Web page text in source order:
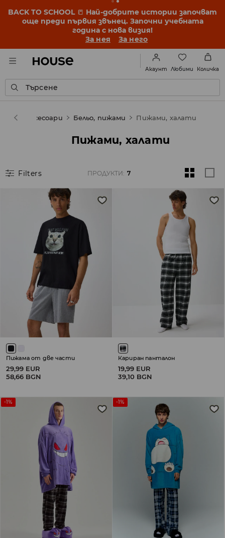
BACK TO SCHOOL 📒 Най-добрите истории започват
още преди първия звънец. Започни учебната
година с нова визия!
За нея
За него
Акаунт Любими Количка
Търсене
и аксесоари Бельо, пижами Пижами, халати
Пижами, халати
Filters ПРОДУКТИ: 7
Пижама от две части
29,99 EUR
58,66 BGN
Кариран панталон
19,99 EUR
39,10 BGN
-1% -1%